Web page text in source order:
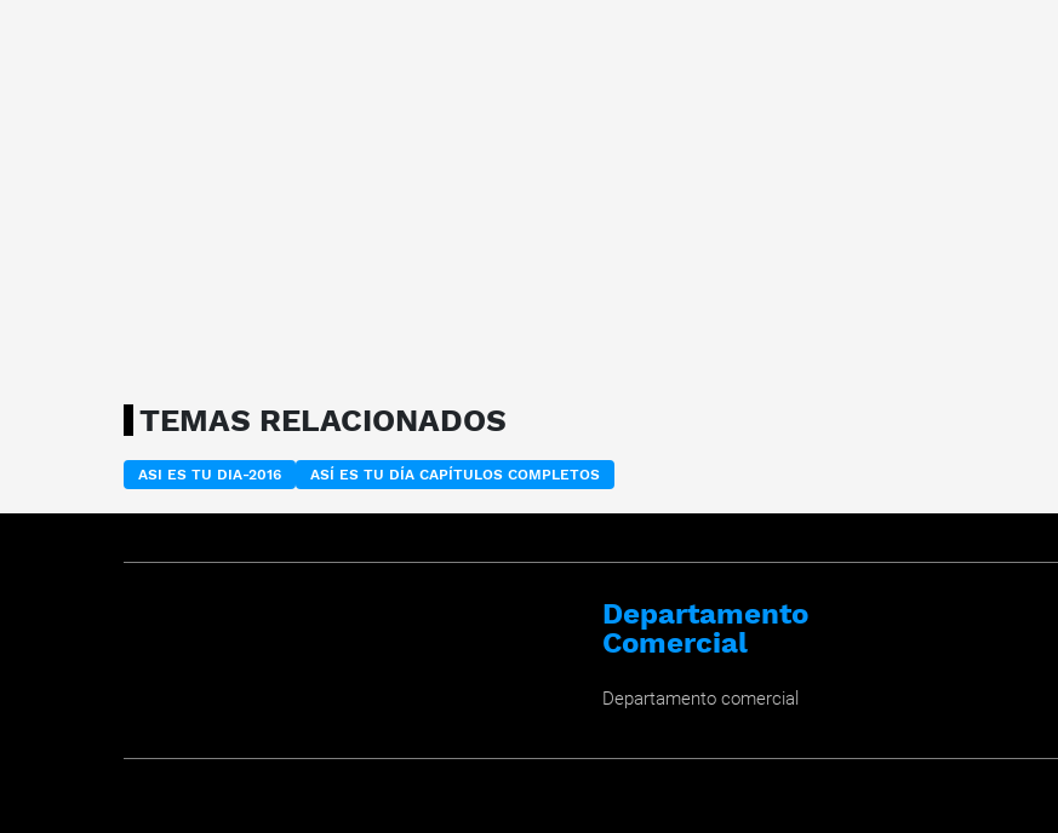
TEMAS RELACIONADOS
ASI ES TU DIA-2016 ASÍ ES TU DÍA CAPÍTULOS COMPLETOS
Departamento
Comercial
Departamento comercial